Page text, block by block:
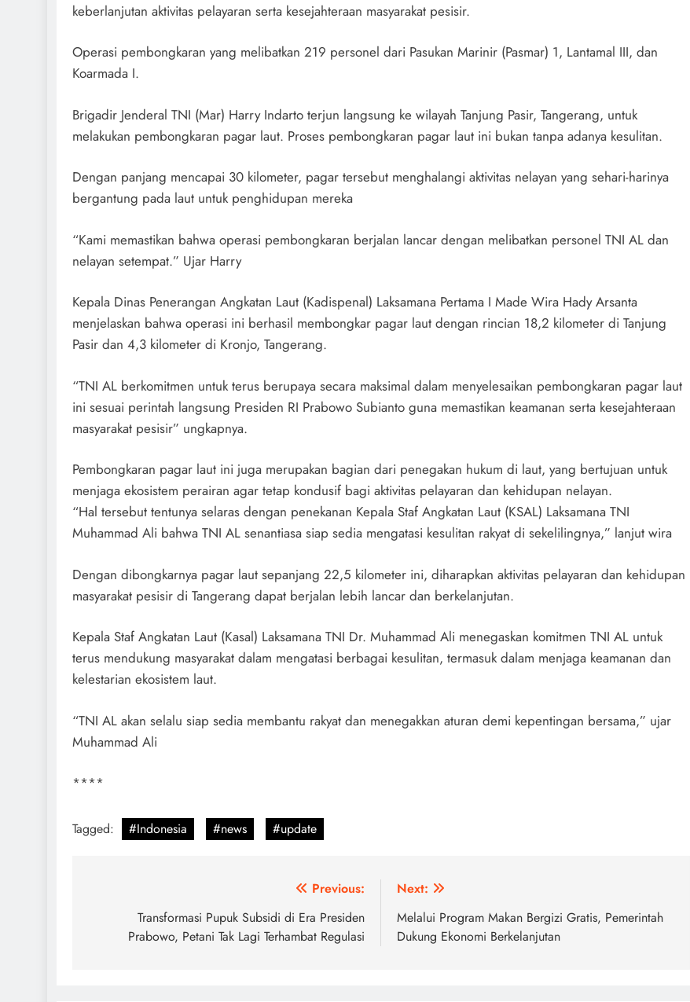
keberlanjutan aktivitas pelayaran serta kesejahteraan masyarakat pesisir.
Operasi pembongkaran yang melibatkan 219 personel dari Pasukan Marinir (Pasmar) 1, Lantamal III, dan
Koarmada I.
Brigadir Jenderal TNI (Mar) Harry Indarto terjun langsung ke wilayah Tanjung Pasir, Tangerang, untuk
melakukan pembongkaran pagar laut. Proses pembongkaran pagar laut ini bukan tanpa adanya kesulitan.
Dengan panjang mencapai 30 kilometer, pagar tersebut menghalangi aktivitas nelayan yang sehari-harinya
bergantung pada laut untuk penghidupan mereka
“Kami memastikan bahwa operasi pembongkaran berjalan lancar dengan melibatkan personel TNI AL dan
nelayan setempat.” Ujar Harry
Kepala Dinas Penerangan Angkatan Laut (Kadispenal) Laksamana Pertama I Made Wira Hady Arsanta
menjelaskan bahwa operasi ini berhasil membongkar pagar laut dengan rincian 18,2 kilometer di Tanjung
Pasir dan 4,3 kilometer di Kronjo, Tangerang.
“TNI AL berkomitmen untuk terus berupaya secara maksimal dalam menyelesaikan pembongkaran pagar laut
ini sesuai perintah langsung Presiden RI Prabowo Subianto guna memastikan keamanan serta kesejahteraan
masyarakat pesisir” ungkapnya.
Pembongkaran pagar laut ini juga merupakan bagian dari penegakan hukum di laut, yang bertujuan untuk
menjaga ekosistem perairan agar tetap kondusif bagi aktivitas pelayaran dan kehidupan nelayan.
“Hal tersebut tentunya selaras dengan penekanan Kepala Staf Angkatan Laut (KSAL) Laksamana TNI
Muhammad Ali bahwa TNI AL senantiasa siap sedia mengatasi kesulitan rakyat di sekelilingnya,” lanjut wira
Dengan dibongkarnya pagar laut sepanjang 22,5 kilometer ini, diharapkan aktivitas pelayaran dan kehidupan
masyarakat pesisir di Tangerang dapat berjalan lebih lancar dan berkelanjutan.
Kepala Staf Angkatan Laut (Kasal) Laksamana TNI Dr. Muhammad Ali menegaskan komitmen TNI AL untuk
terus mendukung masyarakat dalam mengatasi berbagai kesulitan, termasuk dalam menjaga keamanan dan
kelestarian ekosistem laut.
“TNI AL akan selalu siap sedia membantu rakyat dan menegakkan aturan demi kepentingan bersama,” ujar
Muhammad Ali
****
Tagged: #Indonesia #news #update
navigation
Previous:
Transformasi Pupuk Subsidi di Era Presiden
Prabowo, Petani Tak Lagi Terhambat Regulasi
Next:
Melalui Program Makan Bergizi Gratis, Pemerintah
Dukung Ekonomi Berkelanjutan